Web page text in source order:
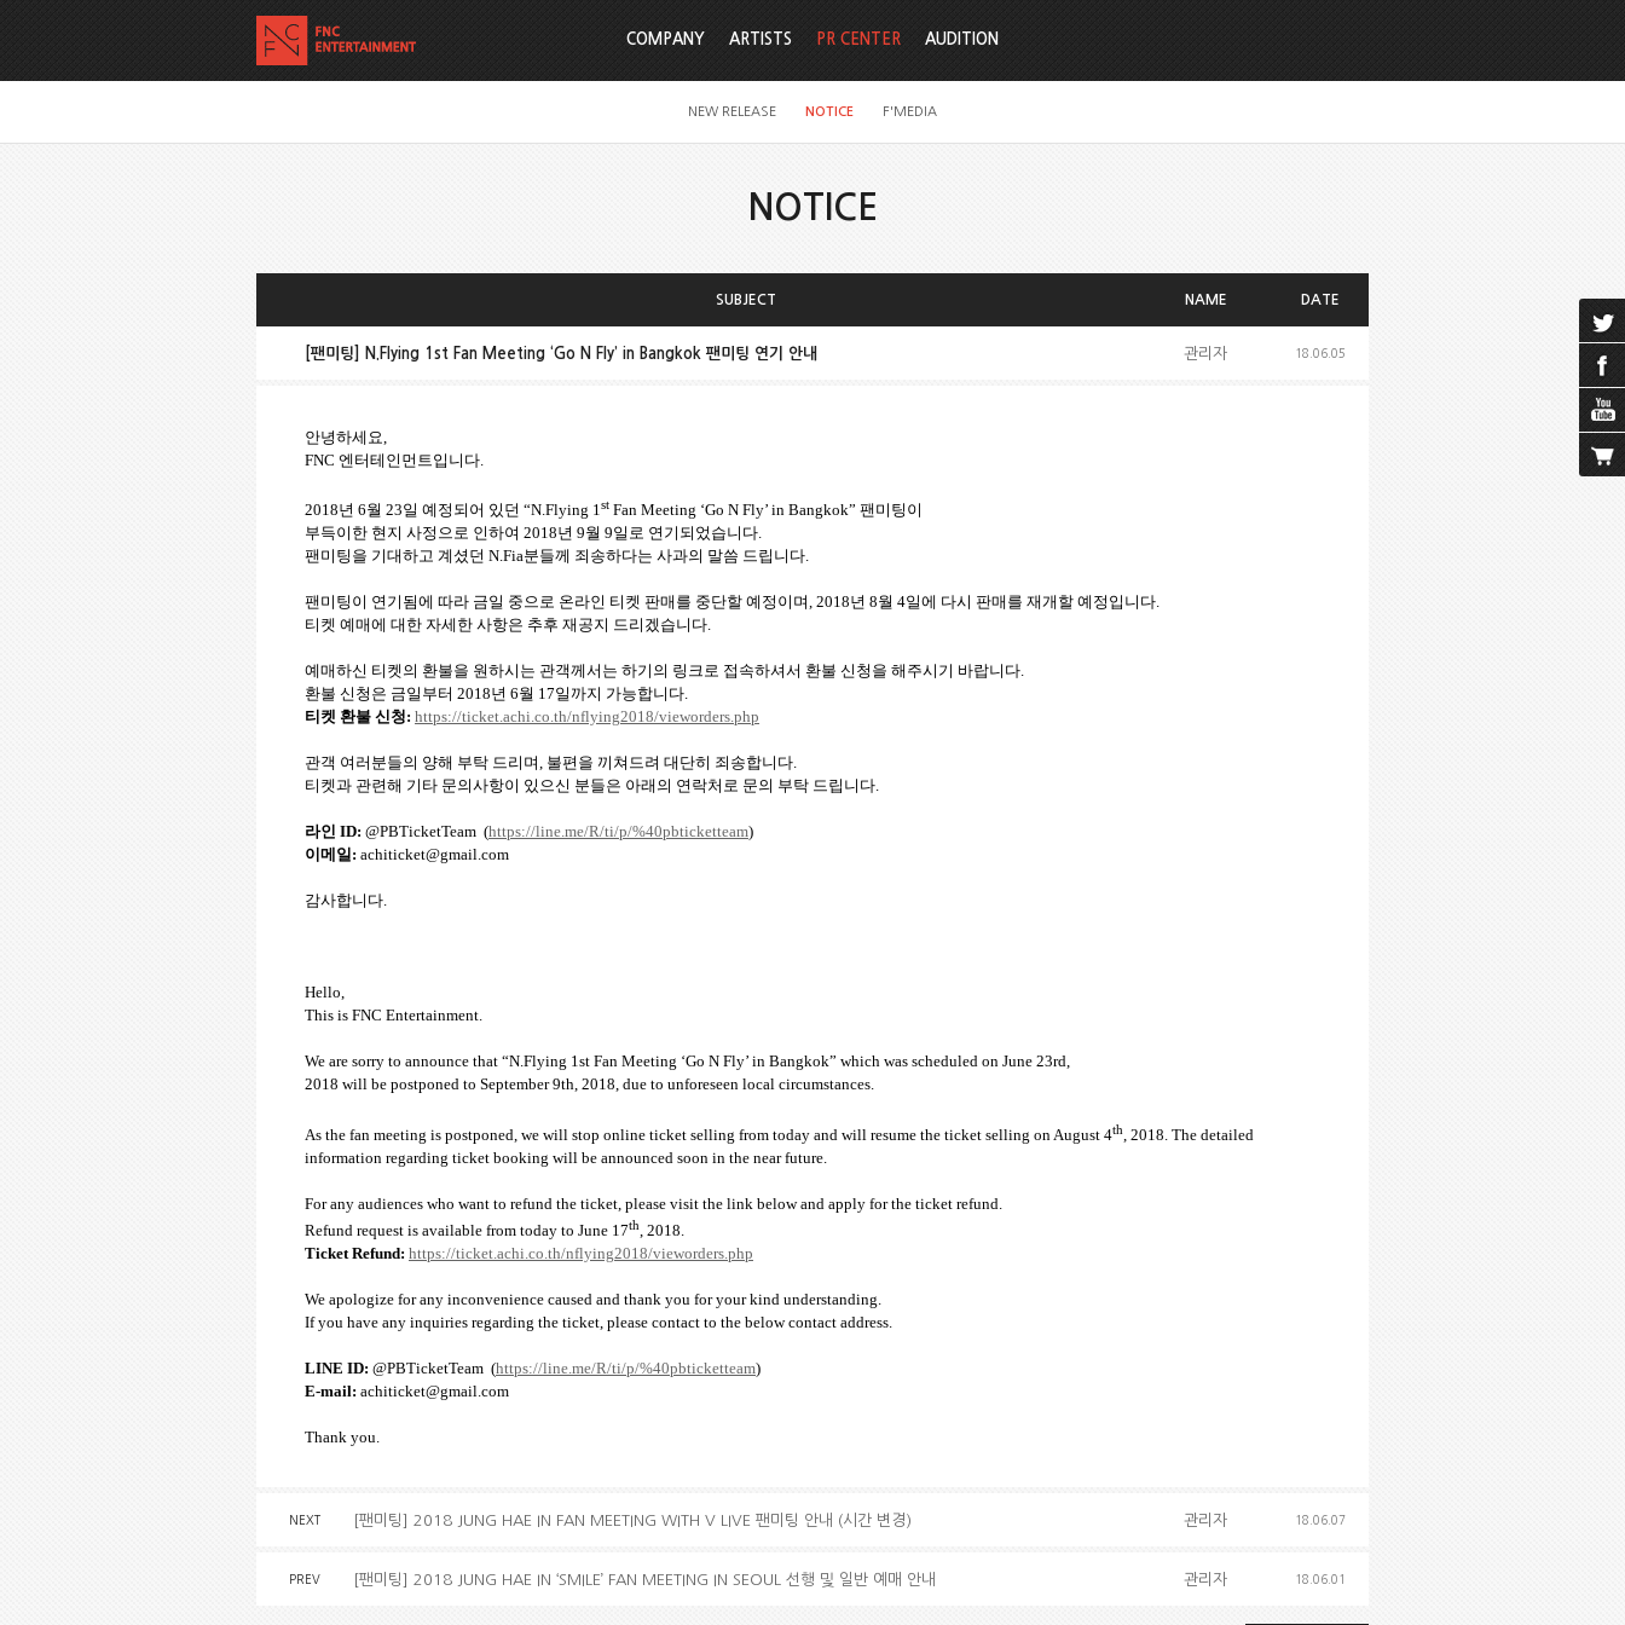
COMPANY ARTISTS PR CENTER
NEW RELEASE NOTICE F'MEDIA
AUDITION
NOTICE
SUBJECT NAME DATE
[팬미팅] N.Flying 1st Fan Meeting ‘Go N Fly’ in Bangkok 팬미팅 연기 안내 관리자 18.06.05
안녕하세요,
FNC 엔터테인먼트입니다.
2018년 6월 23일 예정되어 있던 “N.Flying 1st Fan Meeting ‘Go N Fly’ in Bangkok” 팬미팅이
부득이한 현지 사정으로 인하여 2018년 9월 9일로 연기되었습니다.
팬미팅을 기대하고 계셨던 N.Fia분들께 죄송하다는 사과의 말씀 드립니다.
팬미팅이 연기됨에 따라 금일 중으로 온라인 티켓 판매를 중단할 예정이며, 2018년 8월 4일에 다시 판매를 재개할 예정입니다.
티켓 예매에 대한 자세한 사항은 추후 재공지 드리겠습니다.
예매하신 티켓의 환불을 원하시는 관객께서는 하기의 링크로 접속하셔서 환불 신청을 해주시기 바랍니다.
환불 신청은 금일부터 2018년 6월 17일까지 가능합니다.
티켓 환불 신청: https://ticket.achi.co.th/nflying2018/vieworders.php
관객 여러분들의 양해 부탁 드리며, 불편을 끼쳐드려 대단히 죄송합니다.
티켓과 관련해 기타 문의사항이 있으신 분들은 아래의 연락처로 문의 부탁 드립니다.
라인 ID: @PBTicketTeam (https://line.me/R/ti/p/%40pbticketteam)
이메일: achiticket@gmail.com
감사합니다.
Hello,
This is FNC Entertainment.
We are sorry to announce that “N.Flying 1st Fan Meeting ‘Go N Fly’ in Bangkok” which was scheduled on June 23rd,
2018 will be postponed to September 9th, 2018, due to unforeseen local circumstances.
As the fan meeting is postponed, we will stop online ticket selling from today and will resume the ticket selling on August 4th , 2018. The detailed
information regarding ticket booking will be announced soon in the near future.
For any audiences who want to refund the ticket, please visit the link below and apply for the ticket refund.
Refund request is available from today to June 17th , 2018.
Ticket Refund: https://ticket.achi.co.th/nflying2018/vieworders.php
We apologize for any inconvenience caused and thank you for your kind understanding.
If you have any inquiries regarding the ticket, please contact to the below contact address.
LINE ID: @PBTicketTeam (https://line.me/R/ti/p/%40pbticketteam)
E-mail: achiticket@gmail.com
Thank you.
NEXT [팬미팅] 2018 JUNG HAE IN FAN MEETING WITH V LIVE 팬미팅 안내 (시간 변경) 관리자 18.06.07
PREV [팬미팅] 2018 JUNG HAE IN ‘SMILE’ FAN MEETING IN SEOUL 선행 및 일반 예매 안내 관리자 18.06.01